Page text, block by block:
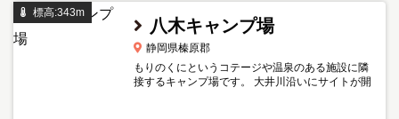
標高:343m
八木キャンプ場
静岡県榛原郡
もりのくにというコテージや温泉のある施設に隣
接するキャンプ場です。 大井川沿いにサイトが開